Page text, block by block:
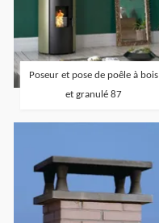
Poseur et pose de poêle à bois
et granulé 87